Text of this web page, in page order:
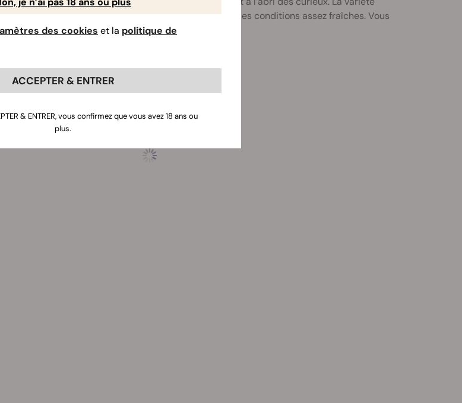
climatiques et s’épanouit pleinement dans des conditions assez fraîches. Vous
g/plant pour votre culture en extérieur.
des cookies et la politique de
ACCEPTER & ENTRER
& ENTRER, vous confirmez que vous avez 18 ans ou
plus.